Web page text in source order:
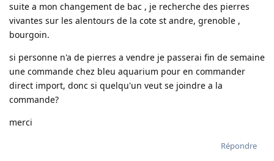
suite a mon changement de bac , je recherche des pierres
vivantes sur les alentours de la cote st andre, grenoble ,
bourgoin.
si personne n'a de pierres a vendre je passerai fin de semaine
une commande chez bleu aquarium pour en commander
direct import, donc si quelqu'un veut se joindre a la
commande?
merci
Répondre